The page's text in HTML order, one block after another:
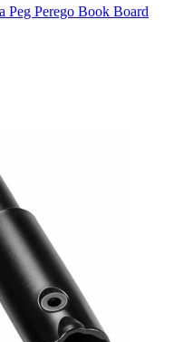
Peg Perego Book Board